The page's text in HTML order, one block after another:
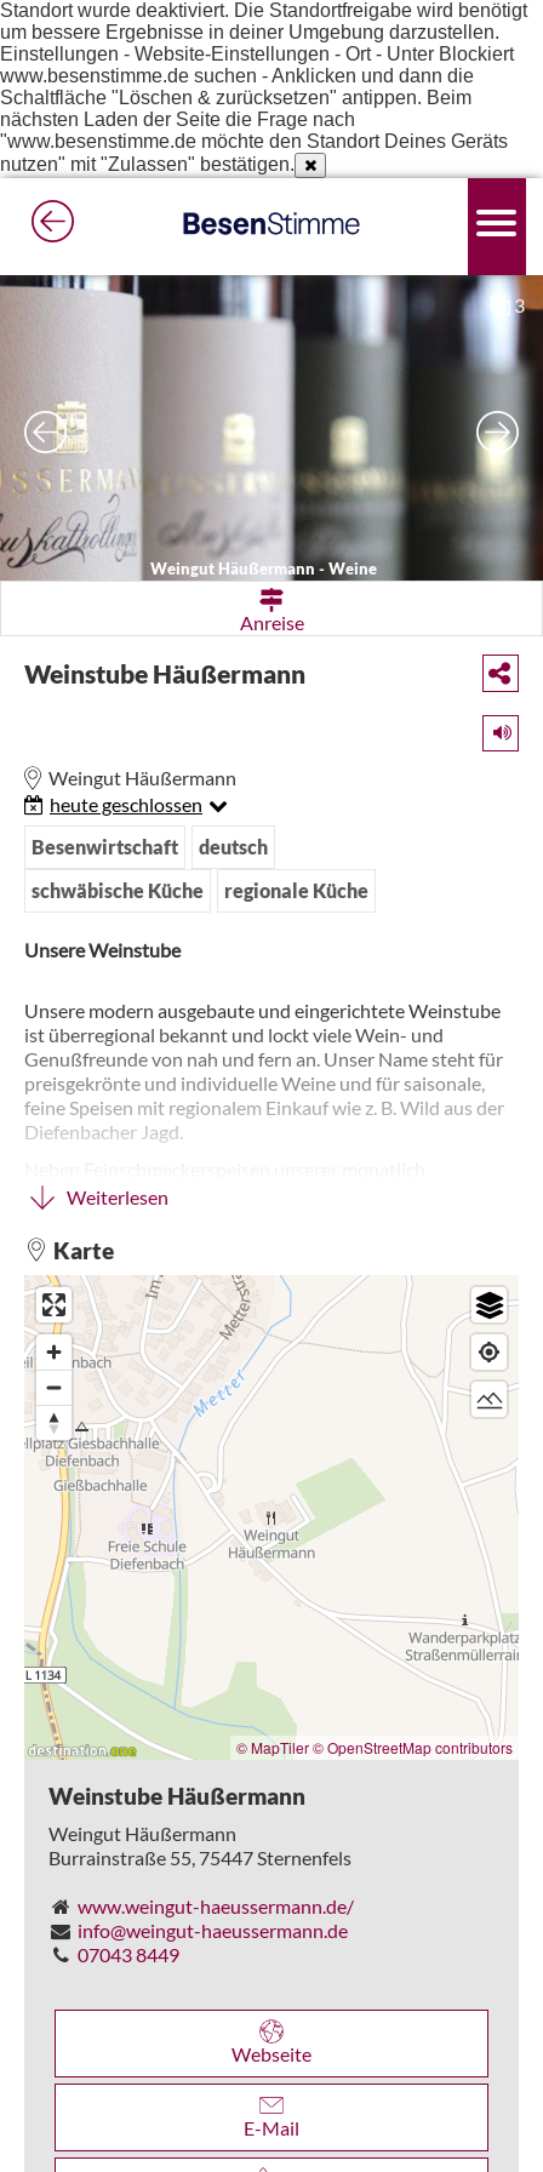
Standort wurde deaktiviert. Die Standortfreigabe wird benötigt
um bessere Ergebnisse in deiner Umgebung darzustellen.
Einstellungen - Website-Einstellungen - Ort - Unter Blockiert
www.besenstimme.de suchen - Anklicken und dann die
Schaltfläche "Löschen & zurücksetzen" antippen. Beim
nächsten Laden der Seite die Frage nach
"www.besenstimme.de möchte den Standort Deines Geräts
nutzen" mit "Zulassen" bestätigen.
Weingut Häußermann - Weine
3
Anreise
Weinstube Häußermann
Weingut Häußermann
heute geschlossen
Besenwirtschaft
deutsch
schwäbische Küche
regionale Küche
Unsere Weinstube
Unsere modern ausgebaute und eingerichtete Weinstube
ist überregional bekannt und lockt viele Wein- und
Genußfreunde von nah und fern an. Unser Name steht für
preisgekrönte und individuelle Weine und für saisonale,
feine Speisen mit regionalem Einkauf wie z. B. Wild aus der
Diefenbacher Jagd.
wechselnden Sonder- und Saisonkarte finden Sie auch
vegetarische und traditionelle Gerichte. So erhalten Sie,
neben den Klassikern, die es jeden Monat gibt, stets
wechselnde Gerichte die mit Sicherheit jeden etwas finden
lassen.
Bei gutem Wetter bewirten wir Sie gerne auf der Terrasse in
unserem schönen Innenhof.
Weiterlesen
Karte
© MapTiler© OpenStreetMap contributors
Weinstube Häußermann
Weingut Häußermann
Burrainstraße 55, 75447 Sternenfels
www.weingut-haeussermann.de/
info@weingut-haeussermann.de
07043 8449
Webseite
E-Mail